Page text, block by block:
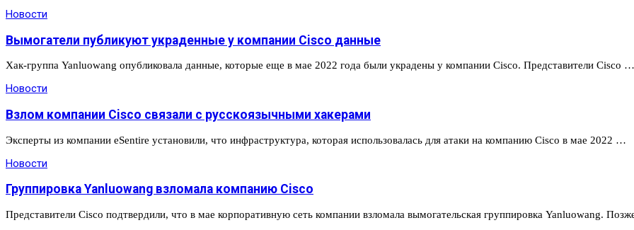
Новости
Вымогатели публикуют украденные у компании Cisco данные
Хак-группа Yanluowang опубликовала данные, которые еще в мае 2022 года были украдены у компании Cisco. Представители Cisco …
Новости
Взлом компании Cisco связали с русскоязычными хакерами
Эксперты из компании eSentire установили, что инфраструктура, которая использовалась для атаки на компанию Cisco в мае 2022 …
Новости
Группировка Yanluowang взломала компанию Cisco
Представители Cisco подтвердили, что в мае корпоративную сеть компании взломала вымогательская группировка Yanluowang.